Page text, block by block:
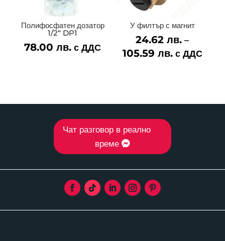
Полифосфатен дозатор
1/2“ DP1
78.00лв. с ДДС
У филтър с магнит
24.62 лв. –
105.59 лв.Price
105.59 лв.
с ДДС
Чат разговор в реално
време